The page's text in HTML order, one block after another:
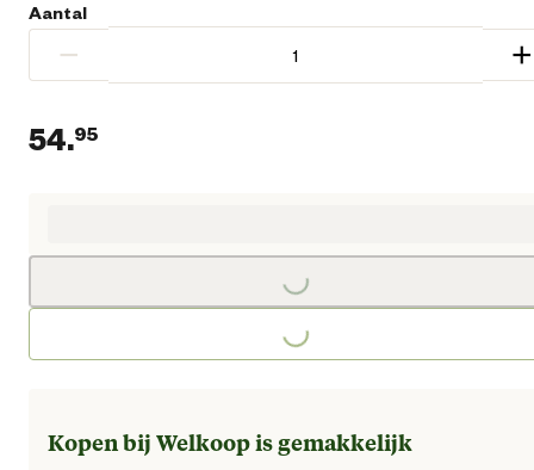
Aantal
− +
54.95
Loading...
Loading...
Kopen bij Welkoop is gemakkelijk